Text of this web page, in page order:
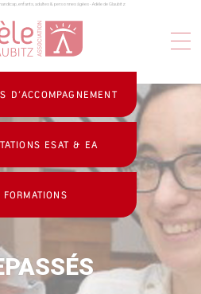
enfants, adultes & personnes âgées - Adèle de Glaubitz
D’ACCOMPAGNEMENT
ESAT & EA
FORMATIONS